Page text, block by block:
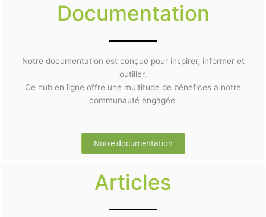
Documentation
Notre documentation est conçue pour inspirer, informer et
outiller.
Ce hub en ligne offre une multitude de bénéfices à notre
communauté engagée.
Notre documentation
Articles